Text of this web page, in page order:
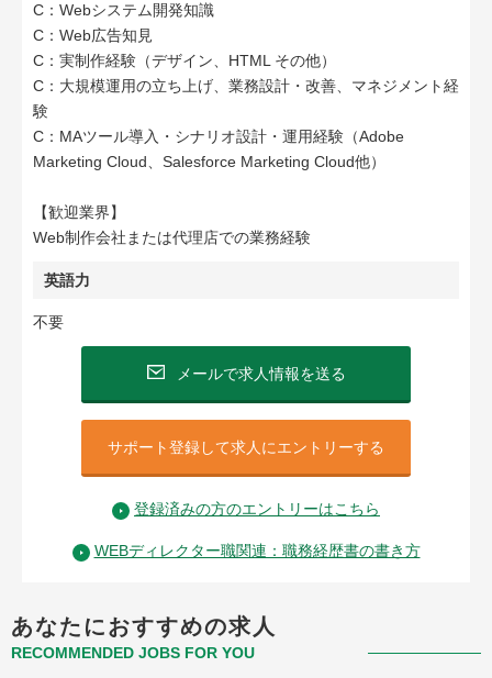
C：Webシステム開発知識
C：Web広告知見
C：実制作経験（デザイン、HTML その他）
C：大規模運用の立ち上げ、業務設計・改善、マネジメント経
験
C：MAツール導入・シナリオ設計・運用経験（Adobe
Marketing Cloud、Salesforce Marketing Cloud他）
【歓迎業界】
Web制作会社または代理店での業務経験
英語力
不要
メールで求人情報を送る
サポート登録して求人にエントリーする
登録済みの方のエントリーはこちら
WEBディレクター職関連：職務経歴書の書き方
あなたにおすすめの求人
RECOMMENDED JOBS FOR YOU